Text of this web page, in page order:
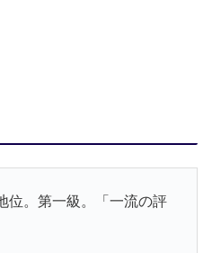
位。第一級。「一流の評